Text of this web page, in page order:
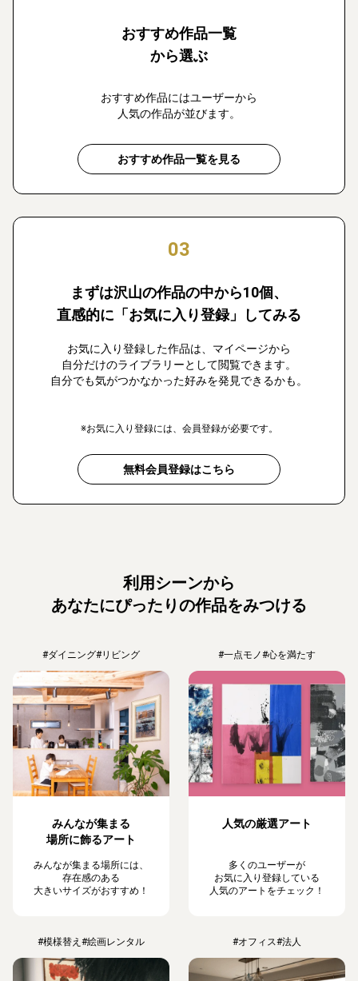
おすすめ作品一覧
から選ぶ
おすすめ作品にはユーザーから
人気の作品が並びます。
おすすめ作品一覧を見る
03
まずは沢山の作品の中から10個、
直感的に「お気に入り登録」してみる
お気に入り登録した作品は、マイページから
自分だけのライブラリーとして閲覧できます。
自分でも気がつかなかった好みを発見できるかも。
※お気に入り登録には、会員登録が必要です。
無料会員登録はこちら
利用シーンから
あなたにぴったりの作品をみつける
#ダイニング#リビング
みんなが集まる
場所に飾るアート
みんなが集まる場所には、
存在感のある
大きいサイズがおすすめ！
#一点モノ#心を満たす
人気の厳選アート
多くのユーザーが
お気に入り登録している
人気のアートをチェック！
#模様替え #絵画レンタル #オフィス#法人